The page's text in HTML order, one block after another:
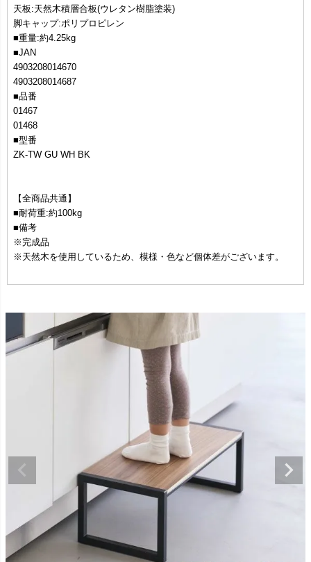
天板:天然木積層合板(ウレタン樹脂塗装)
脚キャップ:ポリプロピレン
■重量:約4.25kg
■JAN
4903208014670
4903208014687
■品番
01467
01468
■型番
ZK-TW GU WH BK
【全商品共通】
■耐荷重:約100kg
■備考
※完成品
※天然木を使用しているため、模様・色など個体差がございます。